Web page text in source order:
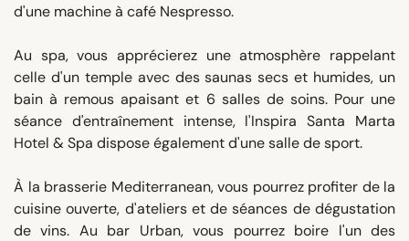
d'une machine à café Nespresso.
Au spa, vous apprécierez une atmosphère rappelant
celle d'un temple avec des saunas secs et humides, un
bain à remous apaisant et 6 salles de soins. Pour une
séance d'entraînement intense, l'Inspira Santa Marta
Hotel & Spa dispose également d'une salle de sport.
À la brasserie Mediterranean, vous pourrez profiter de la
cuisine ouverte, d'ateliers et de séances de dégustation
de vins. Au bar Urban, vous pourrez boire l'un des